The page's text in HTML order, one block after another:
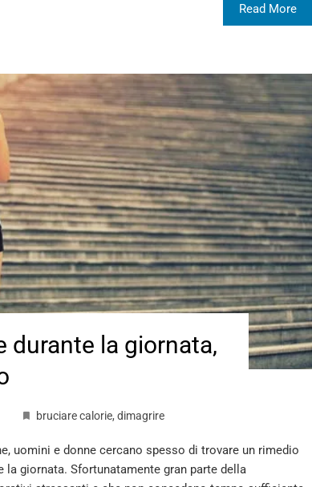
Read More
durante la giornata,
bruciare calorie, dimagrire
uomini e donne cercano spesso di trovare un rimedio
la giornata. Sfortunatamente gran parte della